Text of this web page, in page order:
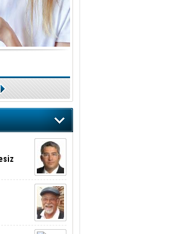
alan
mi?